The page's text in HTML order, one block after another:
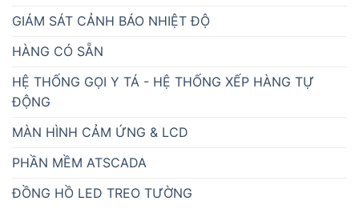
GIÁM SÁT CẢNH BÁO NHIỆT ĐỘ
HÀNG CÓ SẴN
HỆ THỐNG GỌI Y TÁ - HỆ THỐNG XẾP HÀNG TỰ
ĐỘNG
MÀN HÌNH CẢM ỨNG & LCD
PHẦN MỀM ATSCADA
ĐỒNG HỒ LED TREO TƯỜNG